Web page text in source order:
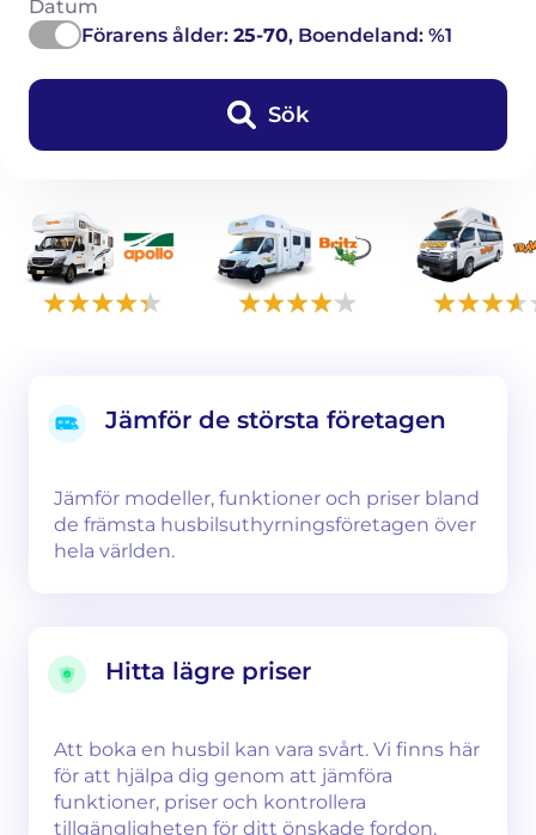
Datum
Förarens ålder: 25-70, Boendeland: %1
Sök
Jämför de största företagen
Jämför modeller, funktioner och priser bland
de främsta husbilsuthyrningsföretagen över
hela världen.
Hitta lägre priser
Att boka en husbil kan vara svårt. Vi finns här
för att hjälpa dig genom att jämföra
funktioner, priser och kontrollera
tillgängligheten för ditt önskade fordon.